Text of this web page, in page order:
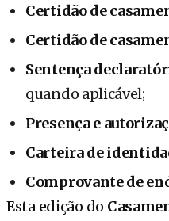
Certidão de
Certidão de
Sentença
quando aplicável;
Presença e
Carteira de
Comprovante de
Esta edição do